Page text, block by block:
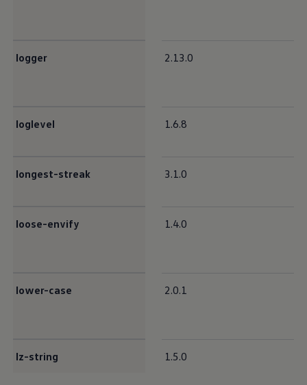
logger 2.13.0
loglevel 1.6.8
longest-streak 3.1.0
loose-envify 1.4.0
lower-case 2.0.1
lz-string 1.5.0